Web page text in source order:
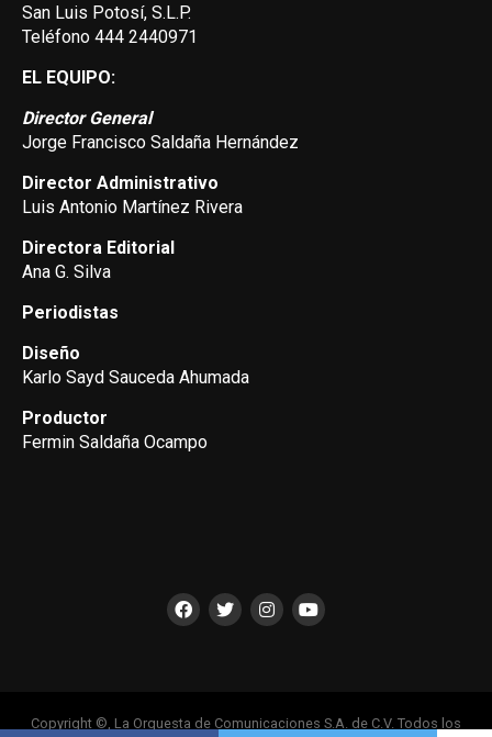
San Luis Potosí, S.L.P.
Teléfono 444 2440971
EL EQUIPO:
Director General
Jorge Francisco Saldaña Hernández
Director Administrativo
Luis Antonio Martínez Rivera
Directora Editorial
Ana G. Silva
Periodistas
Diseño
Karlo Sayd Sauceda Ahumada
Productor
Fermin Saldaña Ocampo
Copyright ©, La Orquesta de Comunicaciones S.A. de C.V. Todos los